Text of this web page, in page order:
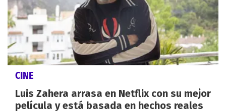
CINE
Luis Zahera arrasa en Netflix con su mejor
película y está basada en hechos reales